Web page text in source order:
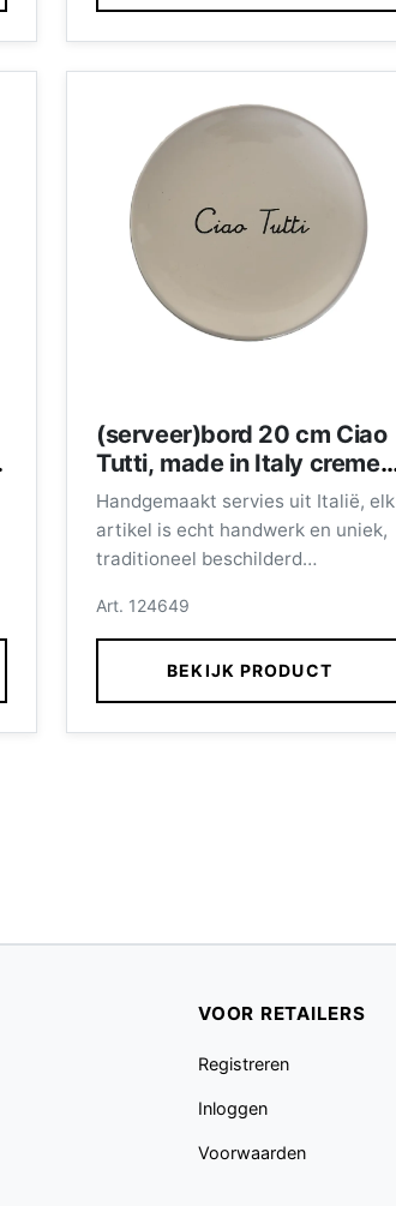
(serveer)bord 20 cm Ciao
Tutti, made in Italy creme
met zwarte letters
Handgemaakt servies uit Italië, elk
artikel is echt handwerk en uniek,
traditioneel beschilderd
Afmeting bord 20 cm.
Art. 124649
BEKIJK PRODUCT
VOOR RETAILERS
Registreren
Inloggen
Voorwaarden